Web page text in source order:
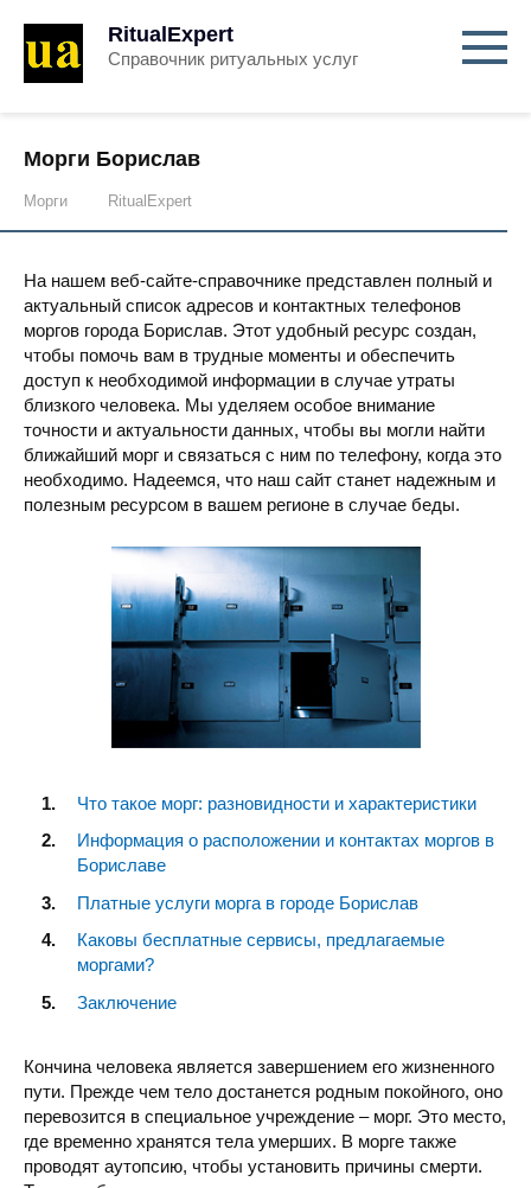
RitualExpert
Справочник ритуальных услуг
Морги Борислав
Морги RitualExpert
На нашем веб-сайте-справочнике представлен полный и
актуальный список адресов и контактных телефонов
моргов города Борислав. Этот удобный ресурс создан,
чтобы помочь вам в трудные моменты и обеспечить
доступ к необходимой информации в случае утраты
близкого человека. Мы уделяем особое внимание
точности и актуальности данных, чтобы вы могли найти
ближайший морг и связаться с ним по телефону, когда это
необходимо. Надеемся, что наш сайт станет надежным и
полезным ресурсом в вашем регионе в случае беды.
Что такое морг: разновидности и характеристики
Информация о расположении и контактах моргов в
Бориславе
Платные услуги морга в городе Борислав
Каковы бесплатные сервисы, предлагаемые
моргами?
Заключение
Кончина человека является завершением его жизненного
пути. Прежде чем тело достанется родным покойного, оно
перевозится в специальное учреждение – морг. Это место,
где временно хранятся тела умерших. В морге также
проводят аутопсию, чтобы установить причины смерти.